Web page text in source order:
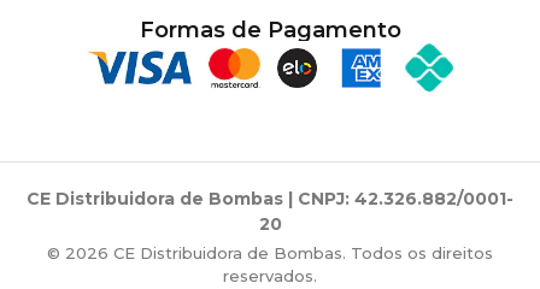
Formas de Pagamento
CE Distribuidora de Bombas | CNPJ: 42.326.882/0001-
20
© 2026 CE Distribuidora de Bombas. Todos os direitos
reservados.